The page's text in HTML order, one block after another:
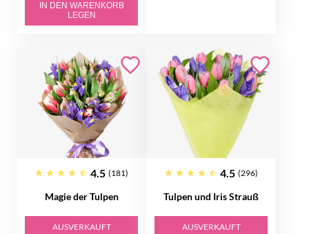
IN DEN WARENKORB
LEGEN
4.5 (181)
Magie der Tulpen
AUSVERKAUFT
4.5 (296)
Tulpen und Iris Strauß
AUSVERKAUFT